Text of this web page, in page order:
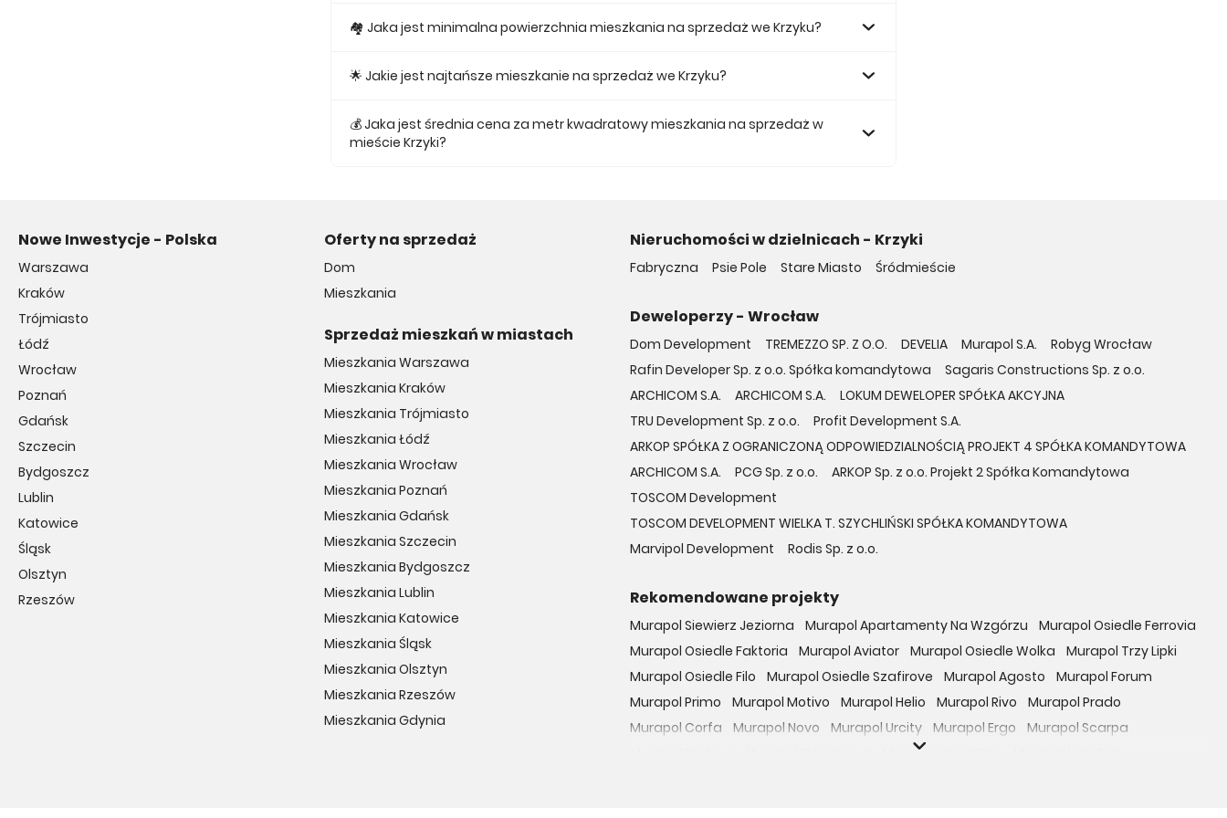
🏘 Jaka jest minimalna powierzchnia mieszkania na sprzedaż we Krzyku?
🌟 Jakie jest najtańsze mieszkanie na sprzedaż we Krzyku?
💰 Jaka jest średnia cena za metr kwadratowy mieszkania na sprzedaż w
mieście Krzyki?
Nowe Inwestycje - Polska
Warszawa
Kraków
Trójmiasto
Łódź
Wrocław
Poznań
Gdańsk
Szczecin
Bydgoszcz
Lublin
Katowice
Śląsk
Olsztyn
Rzeszów
Oferty na sprzedaż
Dom
Mieszkania
Sprzedaż mieszkań w miastach
Mieszkania Warszawa
Mieszkania Kraków
Mieszkania Trójmiasto
Mieszkania Łódź
Mieszkania Wrocław
Mieszkania Poznań
Mieszkania Gdańsk
Mieszkania Szczecin
Mieszkania Bydgoszcz
Mieszkania Lublin
Mieszkania Katowice
Mieszkania Śląsk
Mieszkania Olsztyn
Mieszkania Rzeszów
Mieszkania Gdynia
Nieruchomości w dzielnicach - Krzyki
Fabryczna Psie Pole Stare Miasto Śródmieście
Deweloperzy - Wrocław
Dom Development TREMEZZO SP. Z O.O. DEVELIA Murapol S.A.
Robyg Wrocław
Rafin Developer Sp. z o.o. Spółka komandytowa
Sagaris Constructions Sp. z o.o.
ARCHICOM S.A.
ARCHICOM S.A.
LOKUM DEWELOPER SPÓŁKA AKCYJNA
TRU Development Sp. z o.o.
Profit Development S.A.
ARKOP SPÓŁKA Z OGRANICZONĄ ODPOWIEDZIALNOŚCIĄ PROJEKT 4 SPÓŁKA KOMANDYTOWA
ARCHICOM S.A.
PCG Sp. z o.o.
ARKOP Sp. z o.o. Projekt 2 Spółka Komandytowa
TOSCOM Development
TOSCOM DEVELOPMENT WIELKA T. SZYCHLIŃSKI SPÓŁKA KOMANDYTOWA
Marvipol Development
Rodis Sp. z o.o.
Rekomendowane projekty
Murapol Siewierz Jeziorna Murapol Apartamenty Na Wzgórzu
Murapol Osiedle Ferrovia
Murapol Osiedle Faktoria
Murapol Aviator Murapol Osiedle Wolka
Murapol Trzy Lipki
Murapol Osiedle Filo
Murapol Osiedle Szafirove Murapol Agosto
Murapol Forum
Murapol Primo
Murapol Motivo Murapol Helio Murapol Rivo
Murapol Prado
Murapol Corfa
Murapol Novo Murapol Urcity Murapol Ergo
Murapol Scarpa
Murapol GreenCity